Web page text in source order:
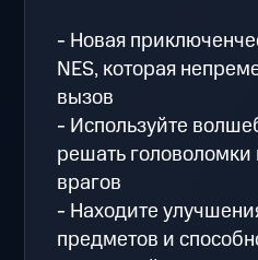
- Новая
NES, которая
вызов
- Используйте
решать
врагов
- Находите
предметов и